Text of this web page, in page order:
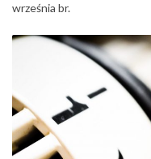
września br.